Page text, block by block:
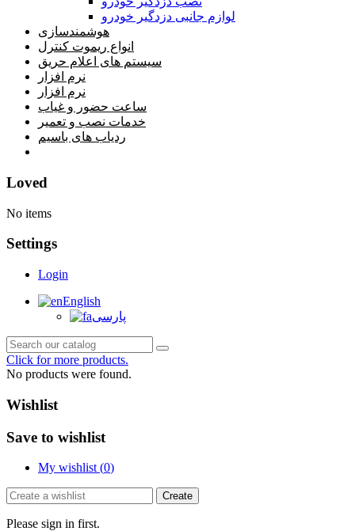
لوازم جانبی دزدگیر خودرو
هوشمندسازی
انواع ریموت کنترل
سیستم های اعلام حریق
نرم افزار
نرم افزار
ساعت حضور و غیاب
خدمات نصب و تعمیر
ردیاب های باسیم
Loved
No items
Settings
Login
English
پارسی
Click for more products.
No products were found.
Wishlist
Save to wishlist
My wishlist (0)
Create
Please sign in first.